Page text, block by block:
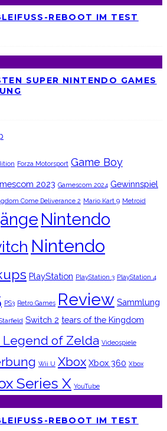
REBOOT IM TEST
SUPER NINTENDO GAMES
Forza Motorsport Game Boy
2023 Gamescom 2024 Gewinnspiel
Come Deliverance 2 Mario Kart 9 Metroid
Nintendo
Nintendo
PlayStation PlayStation 3 PlayStation 4
PS3 Retro Games Review Sammlung
Switch 2 tears of the Kingdom
Legend of Zelda Videospiele
Wii U Xbox Xbox 360 Xbox
Series X YouTube
REBOOT IM TEST